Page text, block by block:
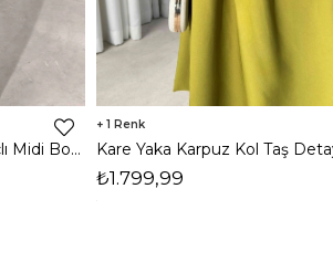
Halter Yaka Önden Yırtmaçlı Midi Boy Kahverengi Hasre Kadın Elbise 26Y502
1
₺1.799,99